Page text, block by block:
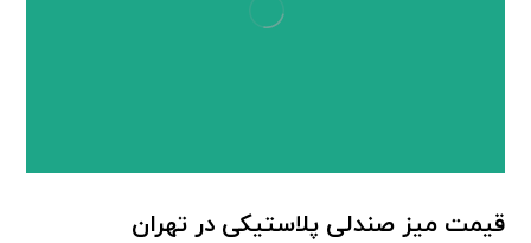
قیمت میز صندلی پلاستیکی در تهران